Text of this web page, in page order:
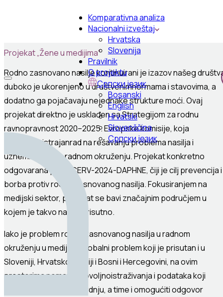
Komparativna analiza
Nacionalni izveštaj
Hrvatska
Slovenija
Pravilnik
O projektu
Српски језик
Bosanski
English
Hrvatski
Slovenščina
Српски језик
Projekat „Žene u medijima“
Rodno zasnovanonasiljekontinuirani jeizazovnašeg
duboko jeukorenjenoudruštvenimnormamaistavovima, a
dodatnoga pojačavajunejednakestrukturemoći.Ovaj
projekatdirektno jeusklađensaStrategijom zarodnu
ravnopravnost2020–2025.Evropskekomisije, koja
naglašavaistrajanradnarešavanjuproblemanasiljai
uznemiravanja
uradnomokruženju.Projekatkonkretno
odgovarana CERV-2024-DAPHNE, čiji jecilj prevencijai
borba protivrod zasnovanognasilja.Fokusiranjemna
medijskisektor, projekatse bavi značajnim područjemu
kojem jetakvonasilje prisutno.
Iako je problemrodno zasnovanognasiljauradnom
okruženjuumedijima globalni problemkoji je prisutaniu
Sloveniji, Hrvatskoj SrbijiiBosniiHercegovini, naovim
prostorimanemamo dovoljnoistraživanjai podatakakoji
tvrdnju, a timeiomogućitiodgovor